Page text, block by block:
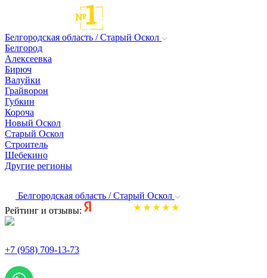
Белгородская область / Старый Оскол
Белгород
Алексеевка
Бирюч
Валуйки
Грайворон
Губкин
Короча
Новый Оскол
Старый Оскол
Строитель
Шебекино
Другие регионы
Белгородская область / Старый Оскол
Рейтинг и отзывы:
+7 (958) 709-13-73